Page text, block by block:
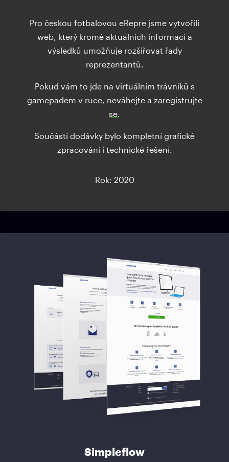
Pro českou fotbalovou eRepre jsme vytvořili
web, který kromě aktuálních informací a
výsledků umožňuje rozšiřovat řady
reprezentantů.
Pokud vám to jde na virtuálním trávníků s
gamepadem v ruce, neváhejte a zaregistrujte
se.
Součástí dodávky bylo kompletní grafické
zpracování i technické řešení.
Rok: 2020
Simpleflow